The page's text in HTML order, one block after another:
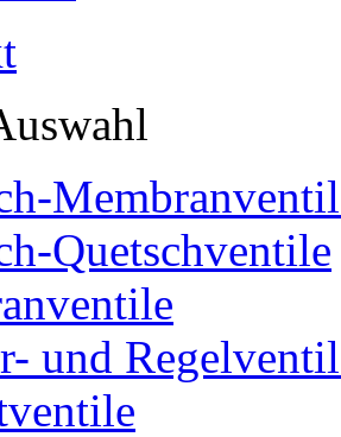
Quetschventile
und